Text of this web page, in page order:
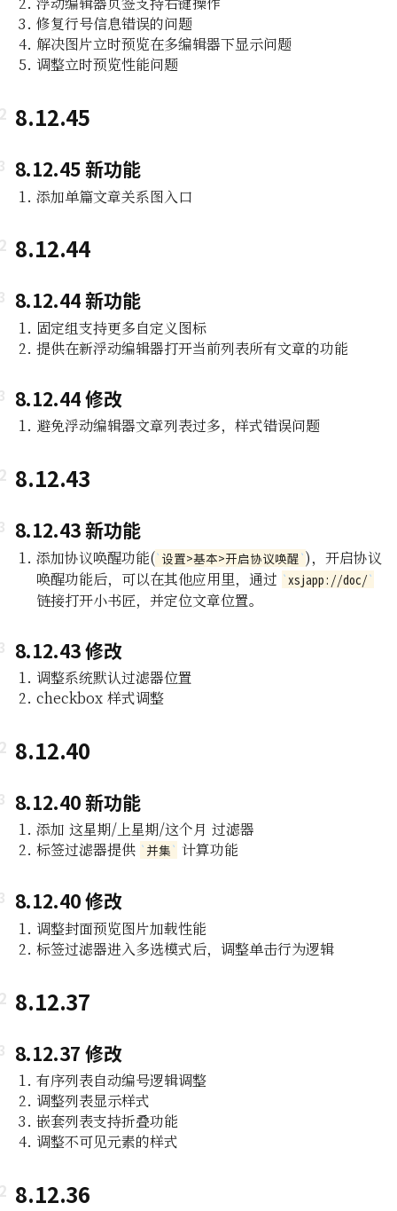
修复行号信息错误的问题
解决图片立时预览在多编辑器下显示问题
调整立时预览性能问题
8.12.45
8.12.45 新功能
添加单篇文章关系图入口
8.12.44
8.12.44 新功能
固定组支持更多自定义图标
提供在新浮动编辑器打开当前列表所有文章的功能
8.12.44 修改
避免浮动编辑器文章列表过多，样式错误问题
8.12.43
8.12.43 新功能
添加协议唤醒功能( 设置>基本>开启协议唤醒 )，开启协议
唤醒功能后，可以在其他应用里，通过
xsjapp://doc/
链接打开小书匠，并定位文章位置。
8.12.43 修改
调整系统默认过滤器位置
checkbox 样式调整
8.12.40
8.12.40 新功能
添加 这星期/上星期/这个月 过滤器
标签过滤器提供
并集 计算功能
8.12.40 修改
调整封面预览图片加载性能
标签过滤器进入多选模式后，调整单击行为逻辑
8.12.37
8.12.37 修改
有序列表自动编号逻辑调整
调整列表显示样式
嵌套列表支持折叠功能
调整不可见元素的样式
8.12.36